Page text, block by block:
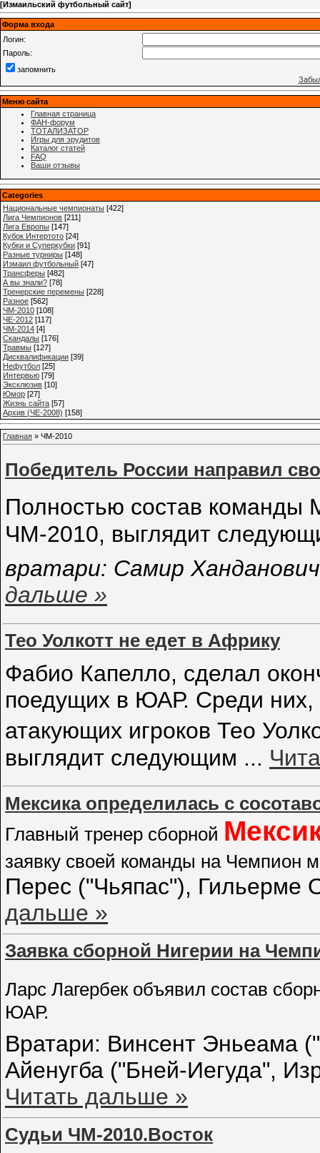
[Измаильский футбольный сайт]
Форма входа
Логин:
Пароль:
запомнить
Меню сайта
Главная страница
ФАН-форум
ТОТАЛИЗАТОР
Игры для эрудитов
Каталог статей
FAQ
Ваши отзывы
Categories
Национальные чемпионаты [422]
Лига Чемпионов [211]
Лига Европы [147]
Кубок Интертото [24]
Кубки и Суперкубки [91]
Разные турниры [148]
Измаил футбольный [47]
Трансферы [482]
А вы знали? [78]
Тренерские перемены [228]
Разное [562]
ЧМ-2010 [108]
ЧЕ-2012 [117]
ЧМ-2014 [4]
Cкандалы [176]
Травмы [127]
Дисквалификации [39]
Нефутбол [25]
Интервью [79]
Эксклюзив [10]
Юмор [27]
Жизнь сайта [57]
Архив (ЧЕ-2008) [158]
Главная » ЧМ-2010
Победитель России направил
Полностью состав команды
ЧМ-2010, выглядит
вратари: Самир
дальше »
Тео Уолкотт не едет в Африку
Фабио Капелло, сделал
поедущих в ЮАР. Среди них,
атакующих игроков Тео
выглядит следующим ...
Мексика определилась с
Главный тренер сборной
заявку своей команды на Чемпион
Перес ("Чьяпас"), Гильерме
дальше »
Заявка сборной Нигерии на
Ларс Лагербек объявил состав
ЮАР.
Вратари: Винсент Эньеама
Айенугба ("Бней-Иегуда",
Читать дальше »
Судьи ЧМ-2010.Восток